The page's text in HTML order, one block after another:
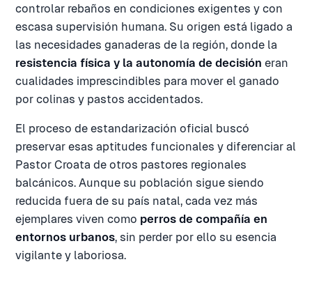
controlar rebaños en condiciones exigentes y con
escasa supervisión humana. Su origen está ligado a
las necesidades ganaderas de la región, donde la
resistencia física y la autonomía de decisión eran
cualidades imprescindibles para mover el ganado
por colinas y pastos accidentados.
El proceso de estandarización oficial buscó
preservar esas aptitudes funcionales y diferenciar al
Pastor Croata de otros pastores regionales
balcánicos. Aunque su población sigue siendo
reducida fuera de su país natal, cada vez más
ejemplares viven como perros de compañía en
entornos urbanos, sin perder por ello su esencia
vigilante y laboriosa.